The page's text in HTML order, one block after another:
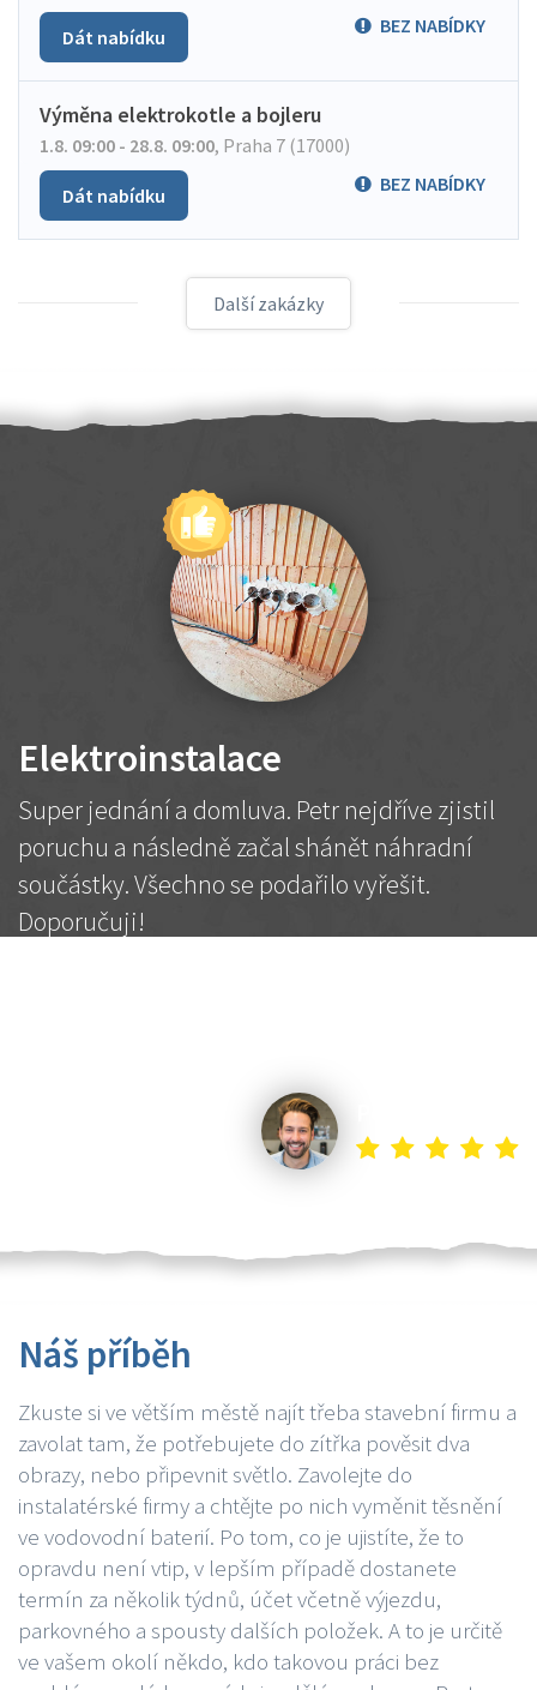
BEZ NABÍDKY
Dát nabídku
Výměna elektrokotle a bojleru
1.8. 09:00 - 28.8. 09:00, Praha 7 (17000)
BEZ NABÍDKY
Dát nabídku
Další zakázky
Elektroinstalace
Super jednání a domluva. Petr nejdříve zjistil
poruchu a následně začal shánět náhradní
součástky. Všechno se podařilo vyřešit.
Doporučuji!
Náš příběh
Zkuste si ve větším městě najít třeba stavební firmu a
zavolat tam, že potřebujete do zítřka pověsit dva
obrazy, nebo připevnit světlo. Zavolejte do
instalatérské firmy a chtějte po nich vyměnit těsnění
ve vodovodní baterií. Po tom, co je ujistíte, že to
opravdu není vtip, v lepším případě dostanete
termín za několik týdnů, účet včetně výjezdu,
parkovného a spousty dalších položek. A to je určitě
ve vašem okolí někdo, kdo takovou práci bez